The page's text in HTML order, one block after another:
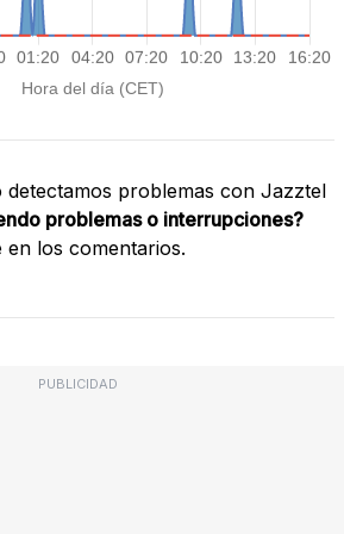
problemas con Jazztel
problemas o interrupciones?
en los comentarios.
PUBLICIDAD